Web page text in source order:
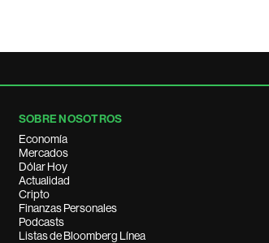
SOBRE NOSOTROS
Economía
Mercados
Dólar Hoy
Actualidad
Cripto
Finanzas Personales
Podcasts
Listas de Bloomberg Línea